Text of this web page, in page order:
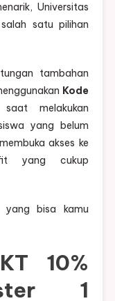
Universitas
satu pilihan
tambahan
Kode
saat melakukan
yang belum
akses ke
yang cukup
yang bisa kamu
10%
1